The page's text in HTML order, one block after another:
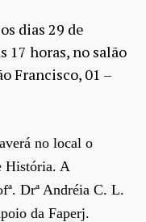
dias 29 de
17 horas, no salão
Francisco, 01 –
no local o
História. A
Drª Andréia C. L.
da Faperj.